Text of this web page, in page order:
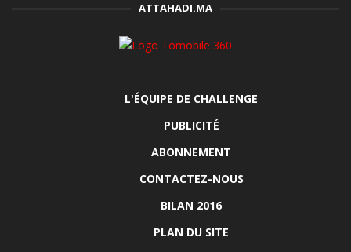
ATTAHADI.MA
L'ÉQUIPE DE CHALLENGE
PUBLICITÉ
ABONNEMENT
CONTACTEZ-NOUS
BILAN 2016
PLAN DU SITE